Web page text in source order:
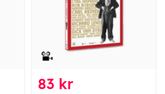
83 kr